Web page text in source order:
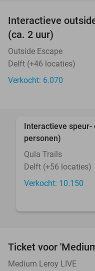
Interactieve
(ca. 2 uur)
Outside Escape
Delft (+46 locaties)
Verkocht: 6.070
Interactieve
personen)
Qula Trails
Delft (+56 locaties)
Verkocht: 10.150
Ticket voor
Medium Leroy LIVE